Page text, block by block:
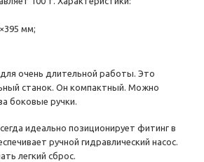
мм;
очень длительной работы. Это
станок. Он компактный. Можно
боковые ручки.
идеально позиционирует фитинг в
ручной гидравлический насос.
легкий сброс.